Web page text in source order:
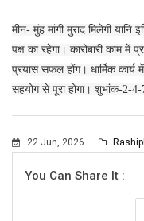
मीन- मुंह मांगी मुराद मिलेगी यानि
पक्ष का रहेगा। कारोबारी काम
प्रयास सफल होंग। धार्मिक
सहयोग से पूरा होगा। शुभांक-2-4-
22 Jun, 2026
You Can Share It :